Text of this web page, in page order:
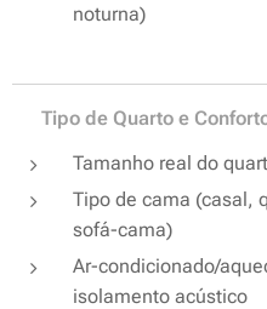
noturna)
🛏️ Tipo de Quarto e
Tamanho real do
Tipo de cama (casal,
sofá-cama)
Ar-condicionado/
isolamento acústico